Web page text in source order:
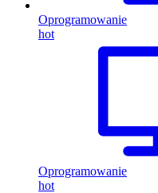
Oprogramowanie
hot
Oprogramowanie
hot